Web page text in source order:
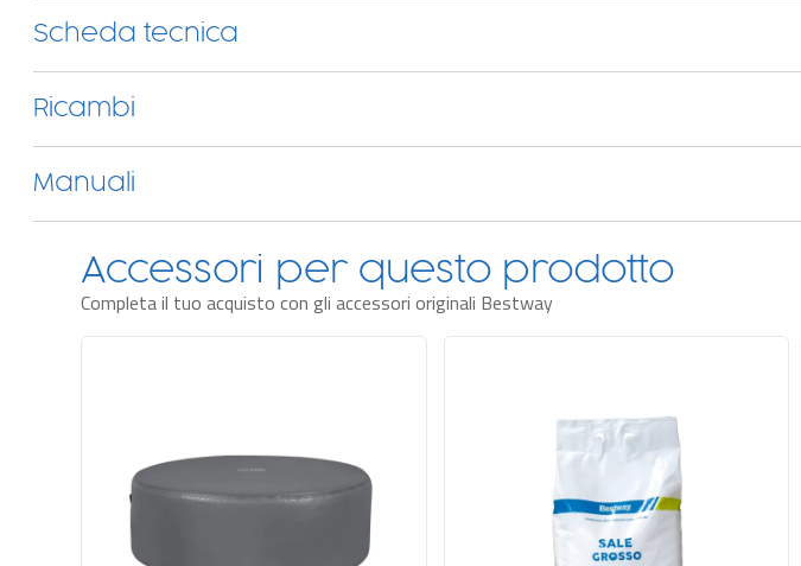
integrato è facilmente raggiungibile dall'interno della vasca.
Scheda tecnica
Ricambi
Manuali
Accessori per questo prodotto
Completa il tuo acquisto con gli accessori originali Bestway